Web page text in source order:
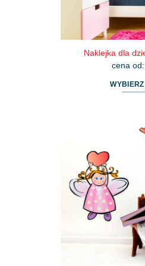
Naklejka dla
cena od: